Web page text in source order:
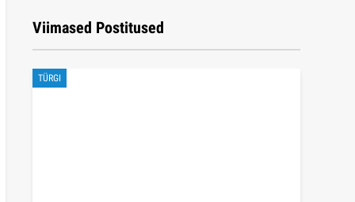
Viimased Postitused
TÜRGI